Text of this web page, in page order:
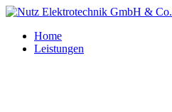
Home
Leistungen